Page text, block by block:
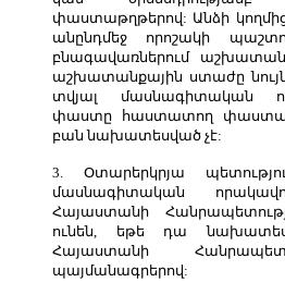
փաստաթղթերով: Անձի
անընդմեջ որոշակի
բնագավառներում
աշխատանքային ստաժը
տվյալ մասնագիտական
փաստը հաստատող
բան նախատեսված չէ:
3. Օտարերկրյա
մասնագիտական
Հայաստանի
ունեն, եթե դա
Հայաստանի
պայմանագրերով: